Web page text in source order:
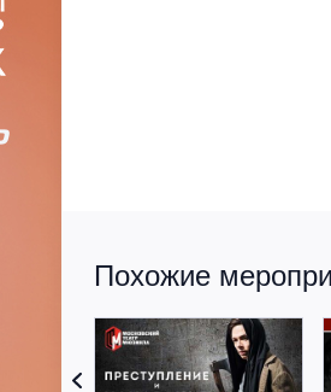
Похожие